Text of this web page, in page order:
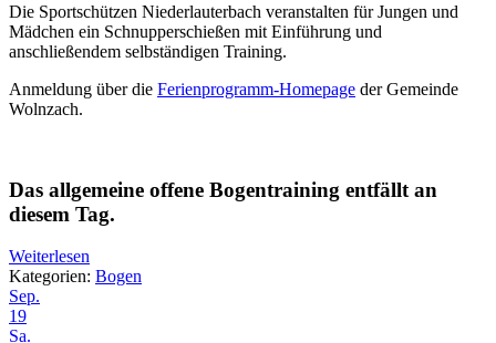
Die Sportschützen Niederlauterbach veranstalten für Jungen und
Mädchen ein Schnupperschießen mit Einführung und
anschließendem selbständigen Training.
Anmeldung über die Ferienprogramm-Homepage der Gemeinde
Wolnzach.
Das allgemeine offene Bogentraining entfällt an
diesem Tag.
Weiterlesen
Kategorien: Bogen
Sep.
19
Sa.